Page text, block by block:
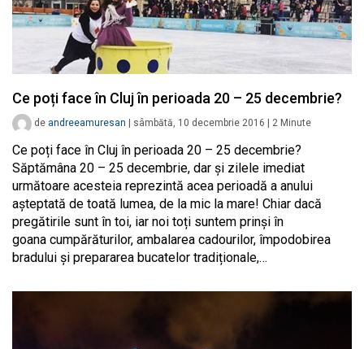
Ce poți face în Cluj în perioada 20 – 25 decembrie?
de andreeamuresan sâmbătă, 10 decembrie 2016 2 Minute
Ce poți face în Cluj în perioada 20 – 25 decembrie?
Săptămâna 20 – 25 decembrie, dar și zilele imediat
următoare acesteia reprezintă acea perioadă a anului
așteptată de toată lumea, de la mic la mare! Chiar dacă
pregătirile sunt în toi, iar noi toți suntem prinși în
goana cumpărăturilor, ambalarea cadourilor, împodobirea
bradului și prepararea bucatelor tradiționale,…